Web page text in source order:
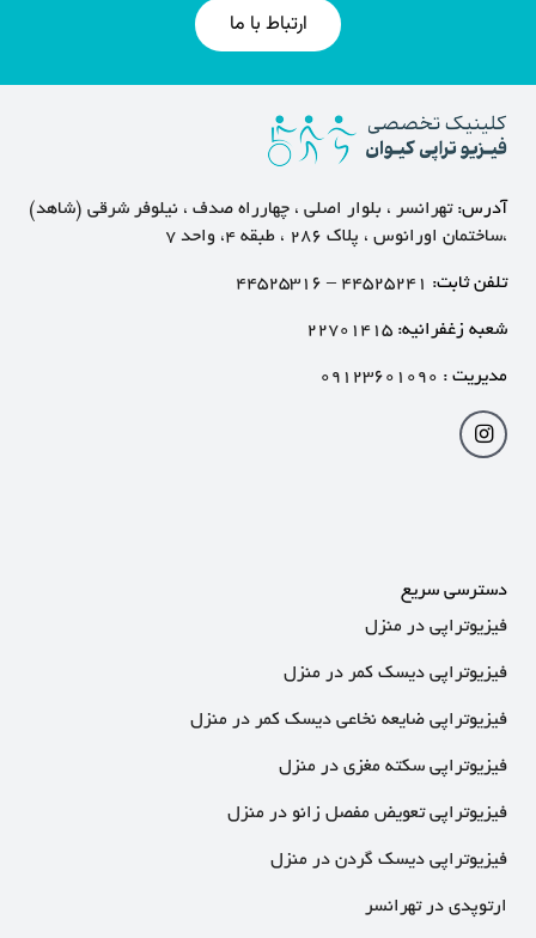
ارتباط با ما
آدرس:تهرانسر ، بلوار اصلی ، چهارراه صدف ، نیلوفر شرقی (شاهد)
،ساختمان اورانوس ، پلاک ۲۸۶ ، طبقه ۴، واحد ۷
تلفن ثابت: ۴۴۵۲۵۲۴۱ – ۴۴۵۲۵۳۱۶
شعبه زغفرانیه: ۲۲۷۰۱۴۱۵
مدیریت : ۰۹۱۲۳۶۰۱۰۹۰
دسترسی سریع
فیزیوتراپی در منزل
فیزیوتراپی دیسک کمر در منزل
فیزیوتراپی ضایعه نخاعی دیسک کمر در منزل
فیزیوتراپی سکته مغزی در منزل
فیزیوتراپی تعویض مفصل زانو در منزل
فیزیوتراپی دیسک گردن در منزل
ارتوپدی در تهرانسر